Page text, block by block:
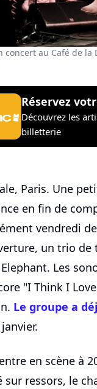
concert au Café de
Réservez
Découvrez les
billetterie
Paris. Une
en fin de
vendredi
un trio de
Les
"I Think I
Le groupe a
en scène à
sur ressors, le